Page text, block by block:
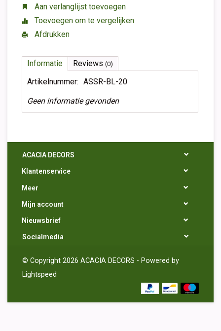
Aan verlanglijst toevoegen
Toevoegen om te vergelijken
Afdrukken
Informatie Reviews (0)
Artikelnummer: ASSR-BL-20
Geen informatie gevonden
ACACIA DECORS
Klantenservice
Meer
Mijn account
Nieuwsbrief
Socialmedia
© Copyright 2026 ACACIA DECORS - Powered by
Lightspeed